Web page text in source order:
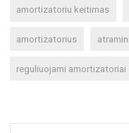
amortizatoriu keitimas
amortizatorius
reguliuojami amortizatoriai